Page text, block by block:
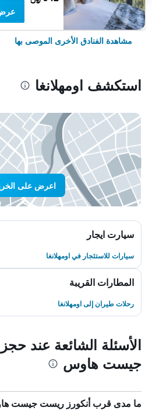
مشاهدة الفنادق الأخرى الموصى بها
استكشف اومهلانغا
اعرض على
سيارت ايجار
سيارات للاستئجار في اومهلانغا
المطارات القريبة
رحلات طيران إلى اومهلانغا
الأسئلة الشائعة عند
جيست هاوس
ما مدى قرب أنكورز ريست جيست